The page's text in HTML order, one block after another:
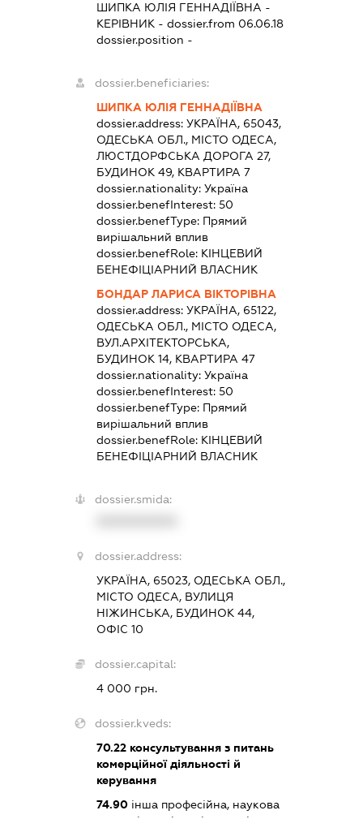
ШИПКА ЮЛІЯ ГЕННАДІЇВНА -
КЕРІВНИК - dossier.from 06.06.18
dossier.position -
dossier.beneficiaries:
ШИПКА ЮЛІЯ ГЕННАДІЇВНА
dossier.address:УКРАЇНА, 65043,
ОДЕСЬКА ОБЛ., МІСТО ОДЕСА,
ЛЮСТДОРФСЬКА ДОРОГА 27,
БУДИНОК 49, КВАРТИРА 7
dossier.nationality:Україна
dossier.benefInterest:50
dossier.benefType: Прямий
вирішальний вплив
dossier.benefRole: КІНЦЕВИЙ
БЕНЕФІЦІАРНИЙ ВЛАСНИК
БОНДАР ЛАРИСА ВІКТОРІВНА
dossier.address:УКРАЇНА, 65122,
ОДЕСЬКА ОБЛ., МІСТО ОДЕСА,
ВУЛ.АРХІТЕКТОРСЬКА,
БУДИНОК 14, КВАРТИРА 47
dossier.nationality:Україна
dossier.benefInterest:50
dossier.benefType: Прямий
вирішальний вплив
dossier.benefRole: КІНЦЕВИЙ
БЕНЕФІЦІАРНИЙ ВЛАСНИК
dossier.smida:
dossier.address:
УКРАЇНА, 65023, ОДЕСЬКА ОБЛ.,
МІСТО ОДЕСА, ВУЛИЦЯ
НІЖИНСЬКА, БУДИНОК 44,
ОФІС 10
dossier.capital:
4 000 грн.
dossier.kveds:
70.22 консультування з питань
комерційної діяльності й
керування
74.90 інша професійна, наукова